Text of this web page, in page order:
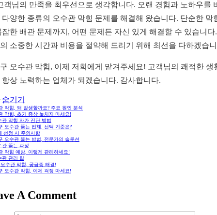
객님의 만족을 최우선으로 생각합니다. 오랜 경험과 노하우를
다양한 종류의 오수관 막힘 문제를 해결해 왔습니다. 단순한 막
잡한 배관 문제까지, 어떤 문제든 자신 있게 해결할 수 있습니다
소중한 시간과 비용을 절약해 드리기 위해 최선을 다하겠습
오수관 막힘, 이제 저희에게 맡겨주세요! 고객님의 쾌적한 생
항상 노력하는 업체가 되겠습니다. 감사합니다.
숨기기
막힘, 왜 발생할까요? 주요 원인 분석
막힘, 초기 증상 놓치지 마세요!
관 막힘 자가 진단 방법
오수관 뚫는 업체, 선택 기준은?
선정 시 주의사항
오수관 뚫는 방법, 전문가의 솔루션
관 뚫는 과정
막힘 예방, 이렇게 관리하세요!
관 관리 팁
오수관 막힘, 궁금증 해결!
오수관 막힘, 이제 걱정 마세요!
A Comment